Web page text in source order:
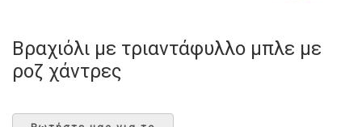
Βραχιόλι με τριαντάφυλλο μπλε με
ροζ χάντρες